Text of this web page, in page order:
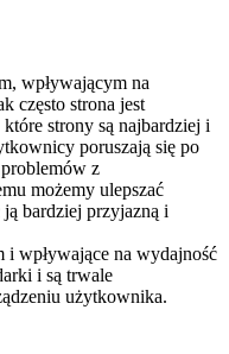
wpływającym na
często strona jest
strony są najbardziej i
poruszają się po
z
możemy ulepszać
bardziej przyjazną i
wpływające na wydajność
i są trwale
użytkownika.